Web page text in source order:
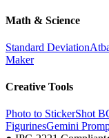
Math & Science
Standard Deviation
Maker
Creative Tools
Photo to StickerShot
FigurinesGemini